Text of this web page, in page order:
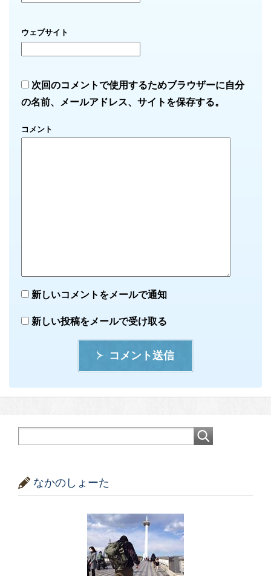
ウェブサイト
次回のコメントで使用するためブラウザーに自分
の名前、メールアドレス、サイトを保存する。
コメント
新しいコメントをメールで通知
新しい投稿をメールで受け取る
コメント送信
なかのしょーた